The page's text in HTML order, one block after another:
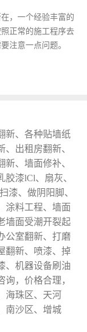
，一个经验丰富的
正常的施工程序去
注意一点问题。
新、各种贴墙纸
出租房翻新、
、墙面修补、
漆lCl、扇灰、
漆、做阴阳脚、
涂料工程、墙面
墙面受潮开裂起
公室翻新、打磨
翻新、喷漆、掉
、机器设备刷油
，价格合理，
海珠区、天河
南沙区、增城